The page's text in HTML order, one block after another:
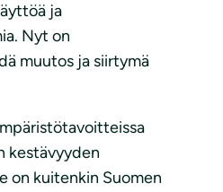
ja
Nyt on
muutos ja siirtymä
kestävyyden
on kuitenkin Suomen